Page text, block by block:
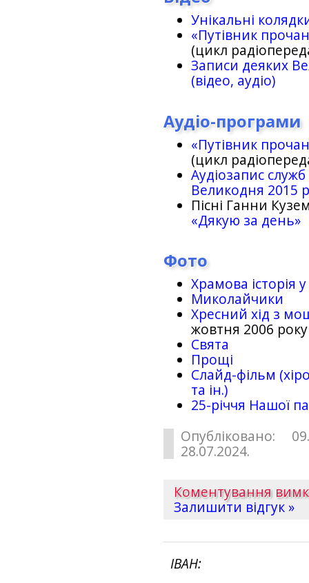
Унікальні
«Путівник
(цикл
Записи деяких
(відео, аудіо)
Аудіо-програми
«Путівник
(цикл
Аудіозапис
Великодня 2015
Пісні Ганни
«Дякую за день»
Фото
Храмова історія
Миколайчики
Хресний хід з
жовтня 2006 року
Свята
Прощі
Слайд-фільм
та ін.)
25-рiччя Нашої
Опубліковано:
28.07.2024.
Коментування
Залишити відгук »
ІВАН